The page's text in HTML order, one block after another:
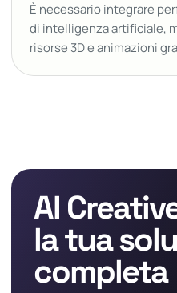
È necessario integrare
di intelligenza artificiale,
risorse 3D e animazioni
AI
la tua
completa